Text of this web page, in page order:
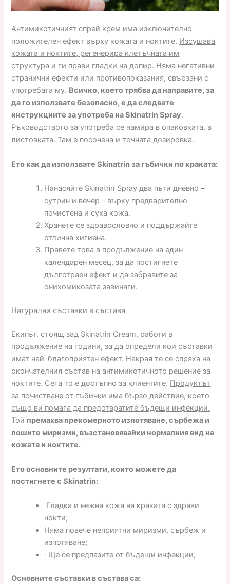
Антимикотичният спрей крем има изключително
положителен ефект върху кожата и ноктите. Изсушава
кожата и ноктите, регенерира клетъчната им
структура и ги прави гладки на допир. Няма негативни
странични ефекти или противопоказания, свързани с
употребата му. Всичко, което трябва да направите, за
да го използвате безопасно, е да следвате
инструкциите за употреба на Skinatrin Spray.
Ръководството за употреба се намира в опаковката, в
листовката. Там е посочена и точната дозировка.
Ето как да използвате Skinatrin за гъбички по краката:
Нанасяйте Skinatrin Spray два пъти дневно –
сутрин и вечер – върху предварително
почистена и суха кожа.
Хранете се здравословно и поддържайте
отлична хигиена.
Правете това в продължение на един
календарен месец, за да постигнете
дълготраен ефект и да забравите за
онихомикозата завинаги.
Натурални съставки в състава
Екипът, стоящ зад Skinatrin Cream, работи в
продължение на години, за да определи кои съставки
имат най-благоприятен ефект. Накрая те се спряха на
окончателния състав на антимикотичното решение за
ноктите. Сега то е достъпно за клиентите. Продуктът
за почистване от гъбички има бързо действие, което
също ви помага да предотвратите бъдещи инфекции.
Той премахва прекомерното изпотяване, сърбежа и
лошите миризми, възстановявайки нормалния вид на
кожата и ноктите.
Ето основните резултати, които можете да
постигнете с Skinatrin:
Гладка и нежна кожа на краката с здрави
нокти;
Няма повече неприятни миризми, сърбеж и
изпотяване;
· Ще се предпазите от бъдещи инфекции;
Основните съставки в състава са: